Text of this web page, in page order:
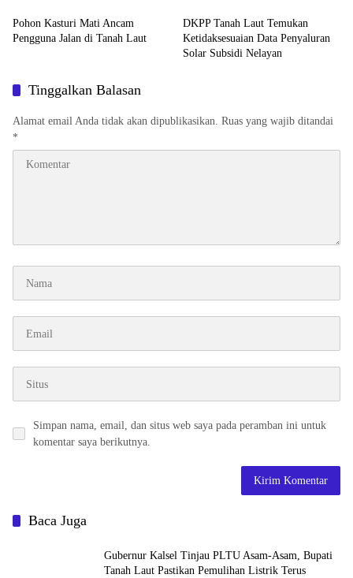
Pohon Kasturi Mati Ancam
Pengguna Jalan di Tanah Laut
DKPP Tanah Laut Temukan
Ketidaksesuaian Data Penyaluran
Solar Subsidi Nelayan
Tinggalkan Balasan
Alamat email Anda tidak akan dipublikasikan. Ruas yang wajib ditandai
*
Simpan nama, email, dan situs web saya pada peramban ini untuk
komentar saya berikutnya.
Baca Juga
Gubernur Kalsel Tinjau PLTU Asam-Asam, Bupati
Tanah Laut Pastikan Pemulihan Listrik Terus